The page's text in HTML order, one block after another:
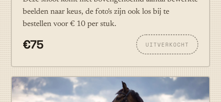
beelden naar keus, de foto's zijn ook los bij te
bestellen voor € 10 per stuk.
€75 UITVERKOCHT